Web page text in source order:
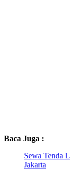
Baca Juga :
Sewa Tenda
Jakarta